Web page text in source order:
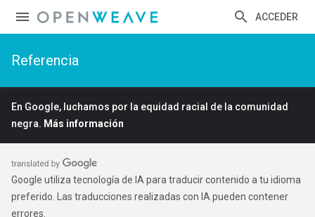
ACCEDER
Referencia
En Google, luchamos por la equidad racial de la comunidad
negra. Más información
Google utiliza tecnología de IA para traducir contenido a tu idioma
preferido. Las traducciones realizadas con IA pueden contener
errores.